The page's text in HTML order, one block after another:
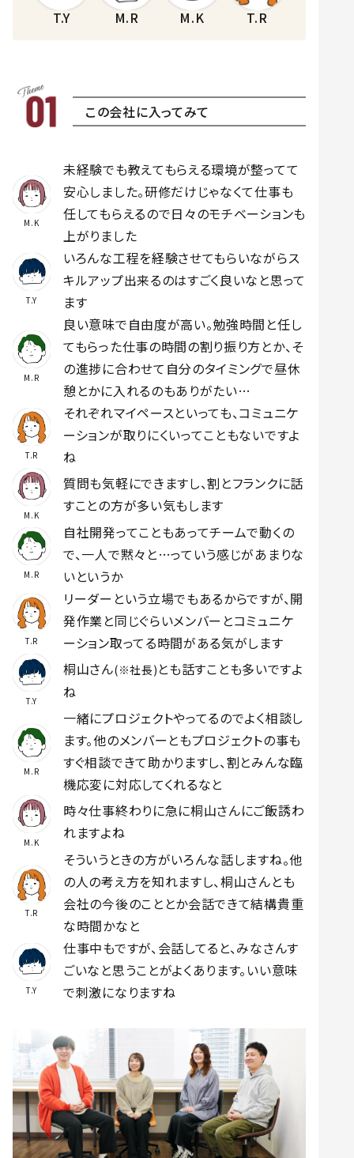
T.Y M.R M.K T.R
この会社に入ってみて
M.K
未経験でも教えてもらえる環境が整ってて
安心しました。研修だけじゃなくて仕事も
任してもらえるので日々のモチベーションも
上がりました
T.Y
いろんな工程を経験させてもらいながらス
キルアップ出来るのはすごく良いなと思って
ます
M.R
良い意味で自由度が高い。勉強時間と任し
てもらった仕事の時間の割り振り方とか、そ
の進捗に合わせて自分のタイミングで昼休
憩とかに入れるのもありがたい…
T.R
それぞれマイペースといっても、コミュニケ
ーションが取りにくいってこともないですよ
ね
M.K
質問も気軽にできますし、割とフランクに話
すことの方が多い気もします
M.R
自社開発ってこともあってチームで動くの
で、一人で黙々と…っていう感じがあまりな
いというか
T.R
リーダーという立場でもあるからですが、開
発作業と同じぐらいメンバーとコミュニケ
ーション取ってる時間がある気がします
T.Y
桐山さん(※社長) とも話すことも多いですよ
ね
M.R
一緒にプロジェクトやってるのでよく相談し
ます。他のメンバーともプロジェクトの事も
すぐ相談できて助かりますし、割とみんな臨
機応変に対応してくれるなと
M.K
時々仕事終わりに急に桐山さんにご飯誘わ
れますよね
T.R
そういうときの方がいろんな話しますね。他
の人の考え方を知れますし、桐山さんとも
会社の今後のこととか会話できて結構貴重
な時間かなと
T.Y
仕事中もですが、会話してると、みなさんす
ごいなと思うことがよくあります。いい意味
で刺激になりますね